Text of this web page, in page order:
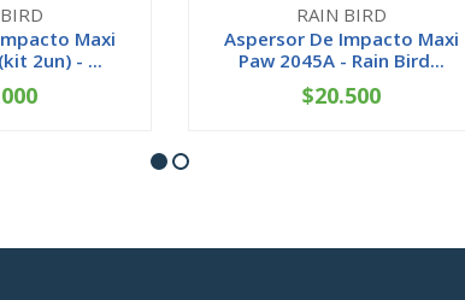
Maxi
2un) - ...
+
RAIN BIRD
Aspersor De Impacto Maxi
Paw 2045A - Rain Bird...
+
$20.500